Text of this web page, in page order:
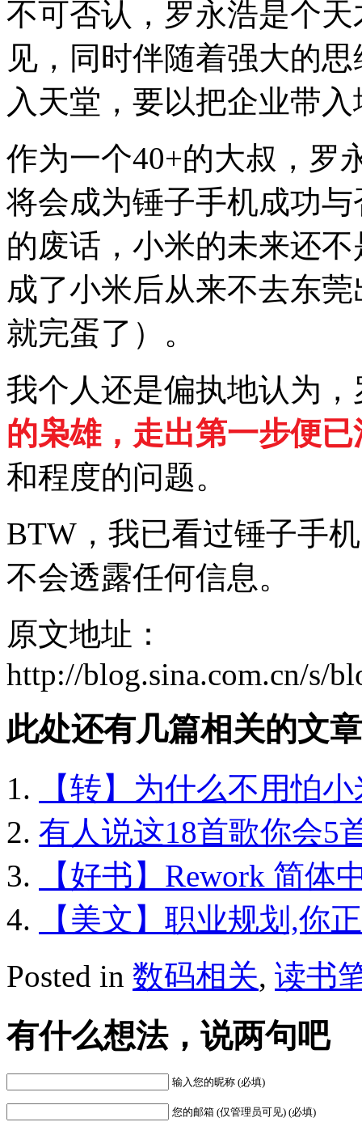
不可否认，罗永浩是个
见，同时伴随着强大的
入天堂，要以把企业带
作为一个40+的大叔，罗
将会成为锤子手机成功
的废话，小米的未来还
成了小米后从来不去东
就完蛋了）。
我个人还是偏执地认为
的枭雄，走出第一步便
和程度的问题。
BTW，我已看过锤子手
不会透露任何信息。
原文地址：
http://blog.sina.com.cn/s/
此处还有几篇相关的文
【转】为什么不用怕
有人说这18首歌你会5
【好书】Rework 简体
【美文】职业规划,你
Posted in 数码相关, 读书
有什么想法，说两句吧
输入您的昵称 (必填)
您的邮箱 (仅管理员可见) (必填)